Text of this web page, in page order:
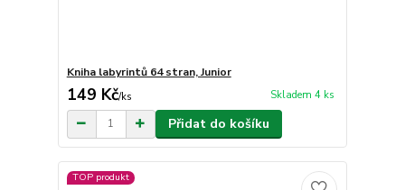
Kniha labyrintů 64 stran, Junior
149 Kč/ks Skladem 4 ks
Přidat do košíku
TOP produkt